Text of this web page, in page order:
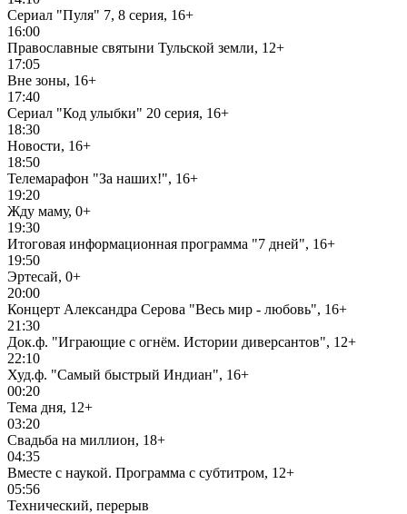
Сериал "Пуля" 7, 8 серия, 16+
16:00
Православные святыни Тульской земли, 12+
17:05
Вне зоны, 16+
17:40
Сериал "Код улыбки" 20 серия, 16+
18:30
Новости, 16+
18:50
Телемарафон "За наших!", 16+
19:20
Жду маму, 0+
19:30
Итоговая информационная программа "7 дней", 16+
19:50
Эртесай, 0+
20:00
Концерт Александра Серова "Весь мир - любовь", 16+
21:30
Док.ф. "Играющие с огнём. Истории диверсантов", 12+
22:10
Худ.ф. "Самый быстрый Индиан", 16+
00:20
Тема дня, 12+
03:20
Свадьба на миллион, 18+
04:35
Вместе с наукой. Программа с субтитром, 12+
05:56
Технический, перерыв